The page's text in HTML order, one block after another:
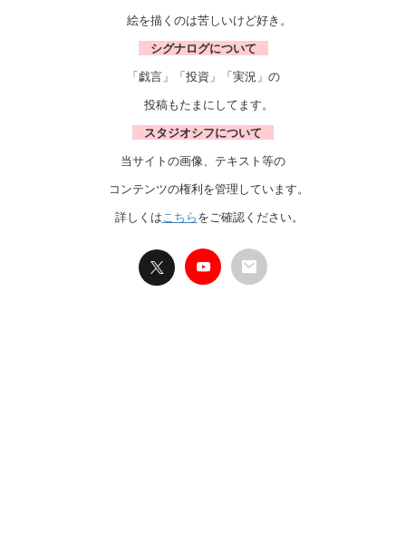
絵を描くのは苦しいけど好き。
シグナログについて
「戯言」「投資」「実況」の
投稿もたまにしてます。
スタジオシフについて
当サイトの画像、テキスト等の
コンテンツの権利を管理しています。
詳しくは こちらをご確認ください。